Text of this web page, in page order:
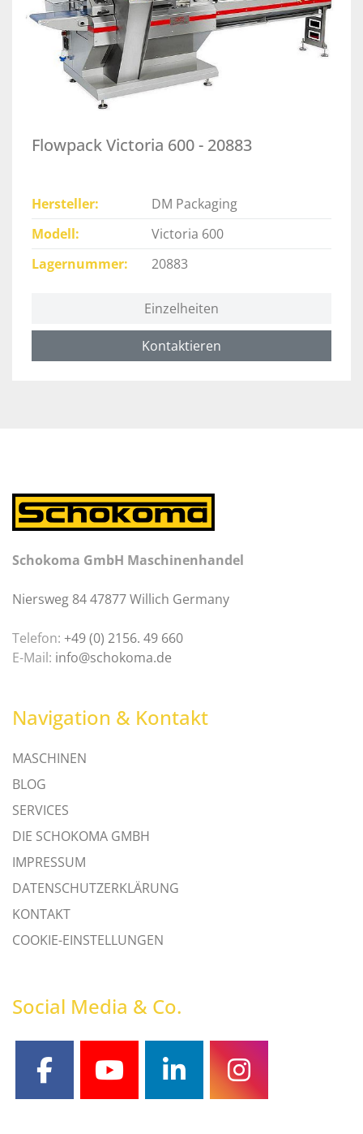
Flowpack Victoria 600 - 20883
Hersteller
DM Packaging
Modell
Victoria 600
Lagernummer
20883
Einzelheiten
Kontaktieren
Schokoma GmbH Maschinenhandel
Niersweg 84 47877 Willich Germany
Telefon: +49 (0) 2156. 49 660
E-Mail: info@schokoma.de
Navigation & Kontakt
MASCHINEN
BLOG
SERVICES
DIE SCHOKOMA GMBH
IMPRESSUM
DATENSCHUTZERKLÄRUNG
KONTAKT
COOKIE-EINSTELLUNGEN
Social Media & Co.
facebookyoutubelinkedininstagram